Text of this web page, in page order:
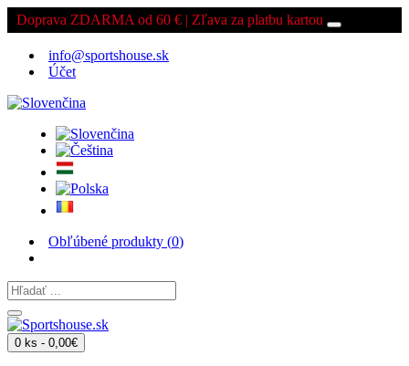
Doprava ZDARMA od 60 € | Zľava za platbu kartou
info@sportshouse.sk
Účet
Obľúbené produkty (0)
0 ks - 0,00€